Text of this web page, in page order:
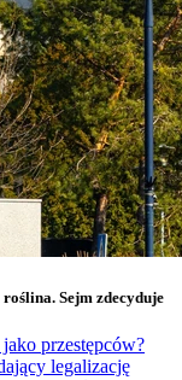
Sejm zdecyduje
przestępców?
legalizację